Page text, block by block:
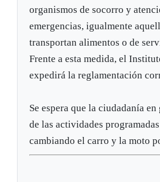
organismos de socorro y
emergencias, igualmente
transportan alimentos o de
Frente a esta medida, el
expedirá la reglamentación
Se espera que la ciudadanía
de las actividades
cambiando el carro y la moto